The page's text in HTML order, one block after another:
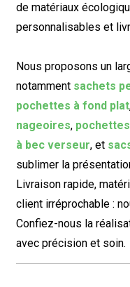
de matériaux
personnalisables et
Nous proposons un
notamment sachets
pochettes à fond plat
nageoires,
à bec verseur, et
sublimer la
Livraison rapide,
client irréprochable :
Confiez-nous la
avec précision et soin.